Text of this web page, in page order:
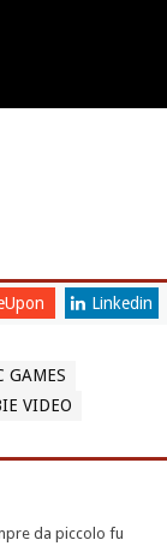
Linkedin
GAMES
VIDEO
da piccolo fu